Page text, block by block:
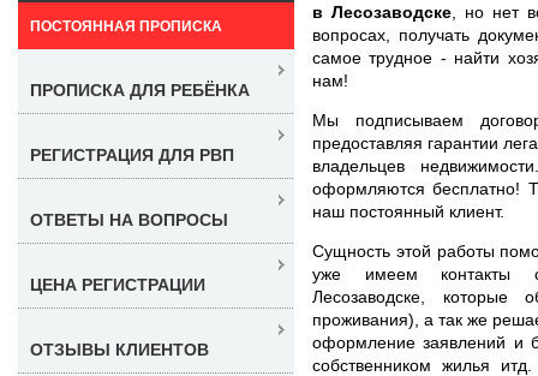
в Лесозаводске , но нет
вопросах, получать
самое трудное - найти
нам!
Мы подписываем
предоставляя гарантии
владельцев
оформляются бесплатно!
наш постоянный клиент.
Сущность этой работы
уже имеем контакты с
Лесозаводске, которые
проживания), а так же
оформление заявлений и
собственником жилья
ПОСТОЯННАЯ ПРОПИСКА
ПРОПИСКА ДЛЯ РЕБЁНКА
РЕГИСТРАЦИЯ ДЛЯ РВП
ОТВЕТЫ НА ВОПРОСЫ
ЦЕНА РЕГИСТРАЦИИ
ОТЗЫВЫ КЛИЕНТОВ